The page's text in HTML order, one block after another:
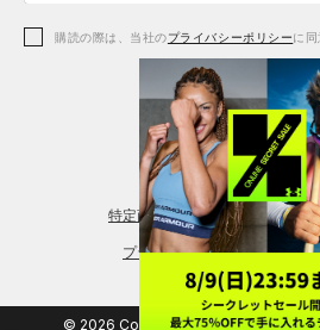
アクセサリー
レギンス＆タイツ
シューズ
購読の際は、当社のプライバシーポリシーに同
特定商取引法に基づく通販の表
プライバシーポリシー
© 2026 Copyright DOME